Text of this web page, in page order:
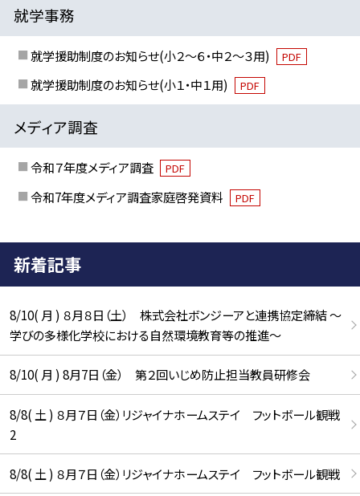
就学事務
就学援助制度のお知らせ(小２～６・中２～３用) PDF
就学援助制度のお知らせ(小１・中１用) PDF
メディア調査
令和７年度メディア調査 PDF
令和7年度メディア調査家庭啓発資料 PDF
新着記事
8/10( 月 ) ８月８日（土） 株式会社ボンジーアと連携協定締結 ～
学びの多様化学校における自然環境教育等の推進～
8/10( 月 ) 8月7日（金） 第２回いじめ防止担当教員研修会
8/8( 土 ) ８月７日（金）リジャイナホームステイ フットボール観戦
2
8/8( 土 ) ８月７日（金）リジャイナホームステイ フットボール観戦